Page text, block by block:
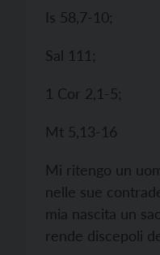
Is 58,7-10;
Sal 111;
1 Cor 2,1-5;
Mt 5,13-16
Mi ritengo un
nelle sue
mia nascita un
rende discepoli